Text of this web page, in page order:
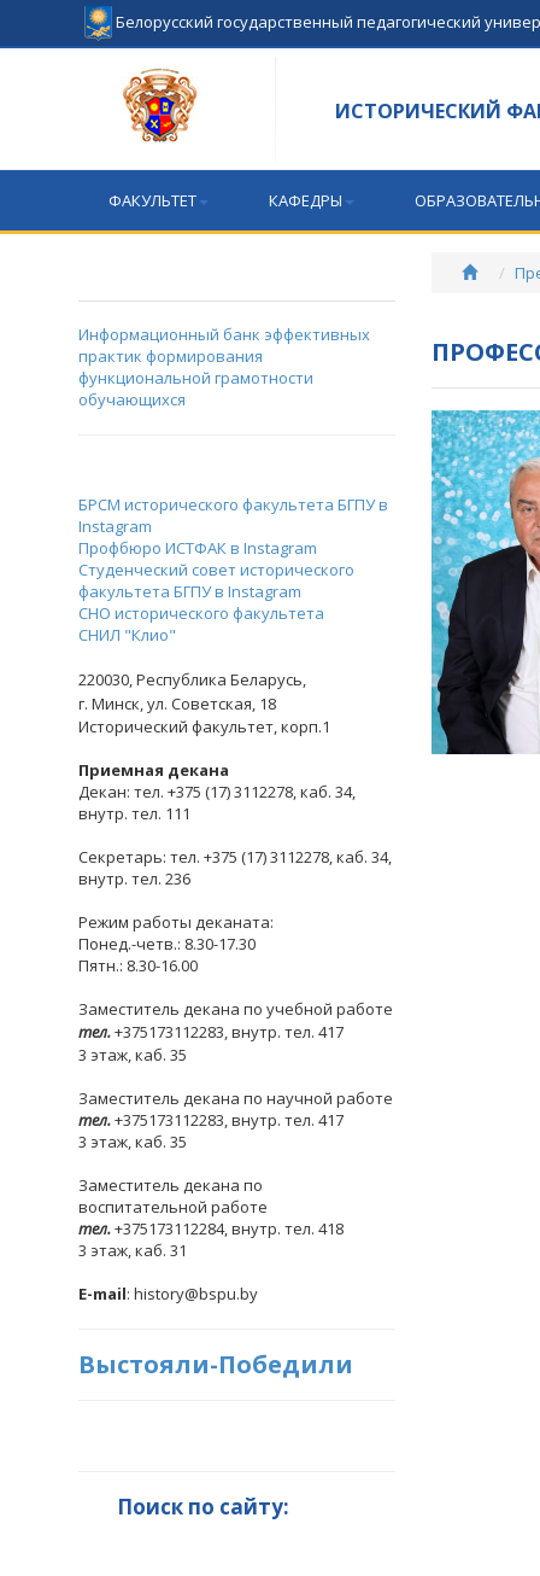
Белорусский государственный педагогический
ИСТОРИЧЕСКИЙ
ФАКУЛЬТЕТ КАФЕДРЫ
Информационный банк эффективных
практик формирования
функциональной грамотности
обучающихся
БРСМ исторического факультета БГПУ в
Instagram
Профбюро ИСТФАК в Instagram
Студенческий совет исторического
факультета БГПУ в Instagram
СНО исторического факультета
СНИЛ "Клио"
220030,Республика Беларусь,
г. Минск,ул. Советская, 18
Исторический факультет, корп.1
Приемная декана
Декан: тел. +375 (17) 3112278, каб. 34,
внутр. тел. 111
Секретарь: тел. +375 (17) 3112278, каб. 34,
внутр. тел. 236
Режим работы деканата:
Понед.-четв.: 8.30-17.30
Пятн.: 8.30-16.00
Заместитель декана по учебной работе
тел.+375173112283, внутр. тел. 417
3 этаж, каб. 35
Заместитель декана по научной работе
тел.+375173112283, внутр. тел. 417
3 этаж, каб. 35
Заместитель декана по
воспитательной работе
тел.+375173112284, внутр. тел. 418
3 этаж, каб. 31
E-mail: history@bspu.by
Выстояли-Победили
Поиск по сайту: